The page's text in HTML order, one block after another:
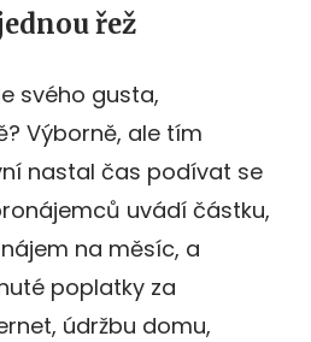
řež
svého gusta,
Výborně, ale tím
nastal čas podívat se
uvádí částku,
na měsíc, a
poplatky za
údržbu domu,